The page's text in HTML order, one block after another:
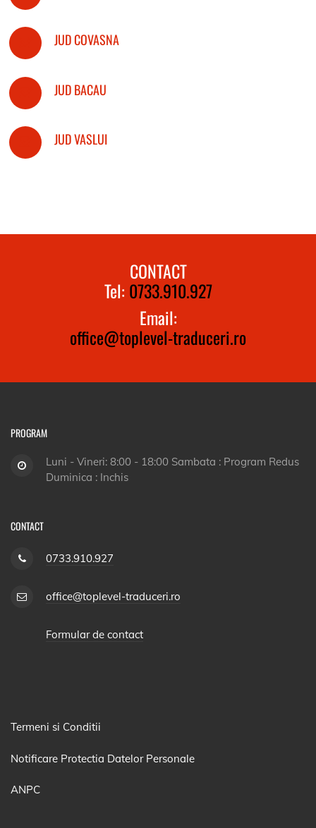
JUD COVASNA
JUD BACAU
JUD VASLUI
CONTACT
Tel: 0733.910.927
Email:
office@toplevel-traduceri.ro
PROGRAM
Luni - Vineri: 8:00 - 18:00 Sambata : Program Redus
Duminica : Inchis
CONTACT
0733.910.927
office@toplevel-traduceri.ro
Formular de contact
Termeni si Conditii
Notificare Protectia Datelor Personale
ANPC